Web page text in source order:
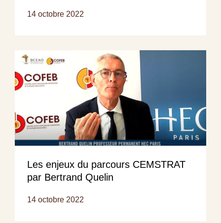
14 octobre 2022
Les enjeux du parcours CEMSTRAT
par Bertrand Quelin
14 octobre 2022